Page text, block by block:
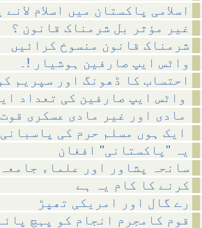
اسلامی پاکستان میں اسلام
غیر مؤثر بل شرمناک قانون ؟
شرمناک قانون منسوخ کرائیں
واٹس ایپ صارفین ہوشیار !۔
احتساب کا ڈھونگ اور سپریم
یہ "پاکستانی" افغان
سانحہ پشاور اور علماء
کرنے کا کام یہ ہے
رے گال اور امریکی تھپڑ
قوم کامجرم انجام کو پہچ